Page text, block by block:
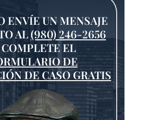
ENVÍE UN MENSAJE
AL(980) 246-2656
EL
DE
DE CASO GRATIS